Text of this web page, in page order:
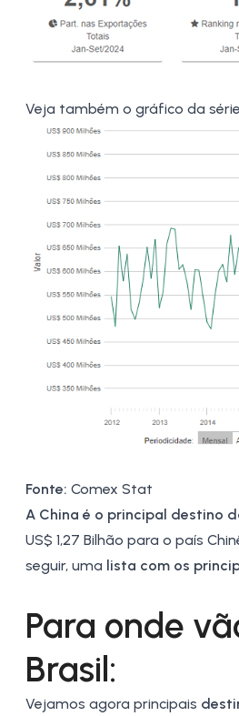
Veja também o gráfico da
Fonte: Comex Stat
A China é o principal destino
US$ 1,27 Bilhão para o país
seguir, uma lista com os
Para onde
Brasil:
Vejamos agora principais